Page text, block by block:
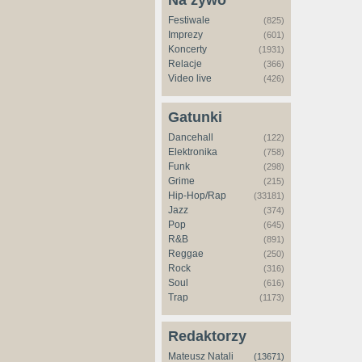
Festiwale (825)
Imprezy (601)
Koncerty (1931)
Relacje (366)
Video live (426)
Gatunki
Dancehall (122)
Elektronika (758)
Funk (298)
Grime (215)
Hip-Hop/Rap (33181)
Jazz (374)
Pop (645)
R&B (891)
Reggae (250)
Rock (316)
Soul (616)
Trap (1173)
Redaktorzy
Mateusz Natali (13671)